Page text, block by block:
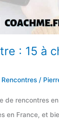
: 15 à
Rencontres /
de rencontres
en France, et